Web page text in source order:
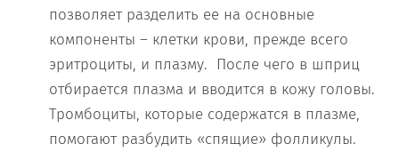
позволяет разделить ее на основные
компоненты – клетки крови, прежде всего
эритроциты, и плазму. После чего в шприц
отбирается плазма и вводится в кожу головы.
Тромбоциты, которые содержатся в плазме,
помогают разбудить «спящие» фолликулы.